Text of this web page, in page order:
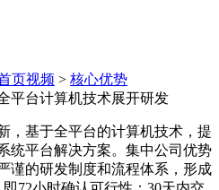
页视频 > 核心优势
全平台计算机技术展开研发
，基于全平台的计算机技术，提
台解决方案。集中公司优势
谨的研发制度和流程体系，形成